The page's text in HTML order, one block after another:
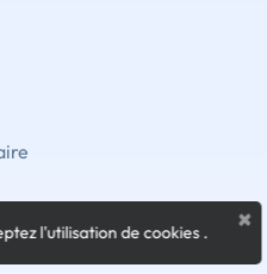
×
l'utilisation de cookies.